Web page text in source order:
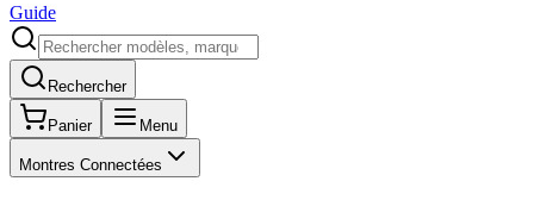
Guide
Rechercher
Panier Menu
Montres Connectées